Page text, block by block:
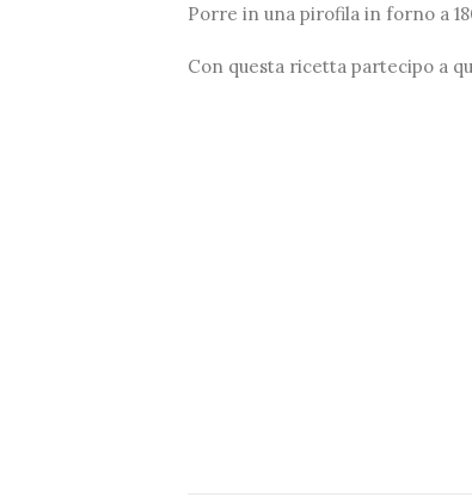
Porre in una pirofila in forno a
Con questa ricetta partecipo a